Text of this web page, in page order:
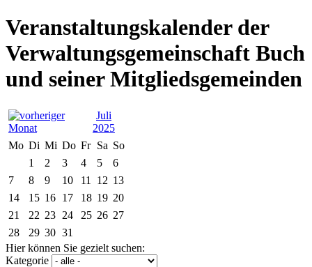
Veranstaltungskalender der
Verwaltungsgemeinschaft Buch
und seiner Mitgliedsgemeinden
Juli
2025
Mo Di Mi Do Fr Sa So
1
2 3 4 5
6
7
8 9 10 11 12 13
14
15 16 17 18 19 20
21
22 23 24 25 26 27
28
29 30 31
Hier können Sie gezielt suchen:
Kategorie